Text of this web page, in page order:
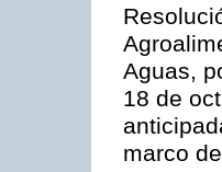
Aguas,
18 de
marco